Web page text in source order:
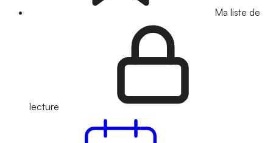
Ma liste de
lecture